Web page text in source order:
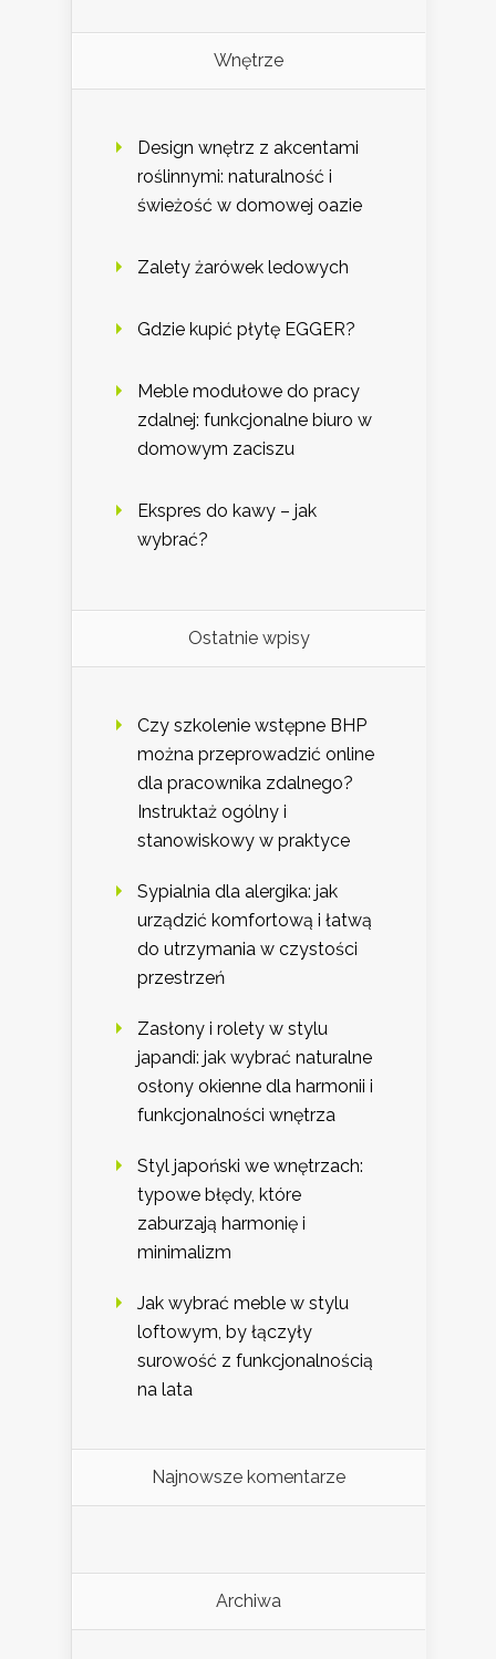
Wnętrze
Design wnętrz z akcentami
roślinnymi: naturalność i
świeżość w domowej oazie
Zalety żarówek ledowych
Gdzie kupić płytę EGGER?
Meble modułowe do pracy
zdalnej: funkcjonalne biuro w
domowym zaciszu
Ekspres do kawy – jak
wybrać?
Ostatnie wpisy
Czy szkolenie wstępne BHP
można przeprowadzić online
dla pracownika zdalnego?
Instruktaż ogólny i
stanowiskowy w praktyce
Sypialnia dla alergika: jak
urządzić komfortową i łatwą
do utrzymania w czystości
przestrzeń
Zasłony i rolety w stylu
japandi: jak wybrać naturalne
osłony okienne dla harmonii i
funkcjonalności wnętrza
Styl japoński we wnętrzach:
typowe błędy, które
zaburzają harmonię i
minimalizm
Jak wybrać meble w stylu
loftowym, by łączyły
surowość z funkcjonalnością
na lata
Najnowsze komentarze
Archiwa